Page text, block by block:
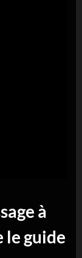
à
le guide